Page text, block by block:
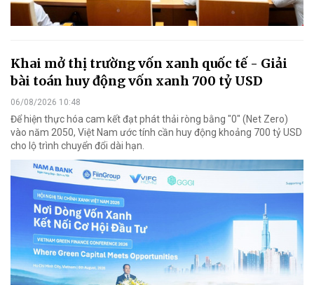
Khai mở thị trường vốn xanh quốc tế - Giải
bài toán huy động vốn xanh 700 tỷ USD
06/08/2026 10:48
Để hiện thực hóa cam kết đạt phát thải ròng bằng "0" (Net Zero)
vào năm 2050, Việt Nam ước tính cần huy động khoảng 700 tỷ USD
cho lộ trình chuyển đổi dài hạn.